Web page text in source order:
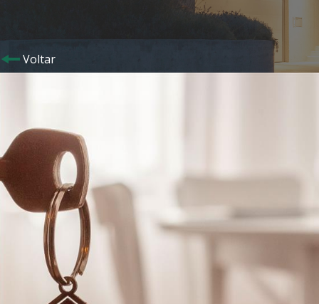
Voltar